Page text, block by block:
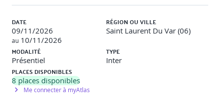
DATE
09/11/2026
au 10/11/2026
RÉGION OU VILLE
Saint Laurent Du Var (06)
MODALITÉ
Présentiel
TYPE
Inter
PLACES DISPONIBLES
8 places disponibles
Me connecter à myAtlas